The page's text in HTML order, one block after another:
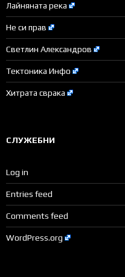
Лайняната река
Не си прав
Светлин Александров
Тектоника Инфо
Хитрата сврака
СЛУЖЕБНИ
Log in
Entries feed
Comments feed
WordPress.org